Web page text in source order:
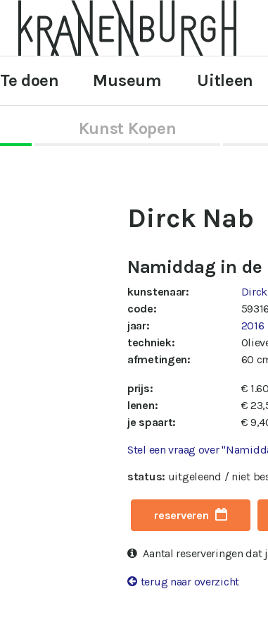
Te doen Museum Uitleen
Kunst Kopen
Dirck Nab
Namiddag in de
kunstenaar:
code:
jaar:
2016
techniek:
afmetingen:
60
prijs:
€
lenen:
€
je spaart:
€
Stel een vraag over
status: uitgeleend / niet
reserveren
Aantal reserveringen dat
terug naar overzicht